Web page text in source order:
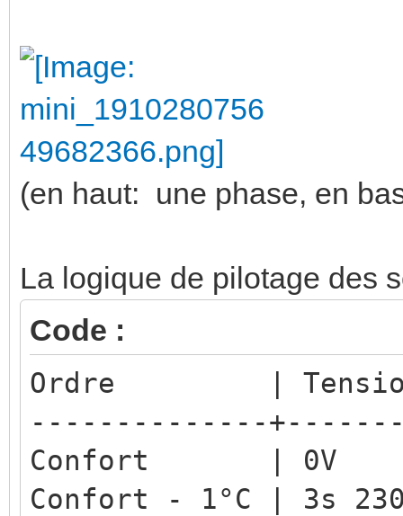
(en haut: une phase, en
La logique de pilotage des
Code :
Ordre | Tension |
--------------
Confort |
Confort - 1°C | 3s